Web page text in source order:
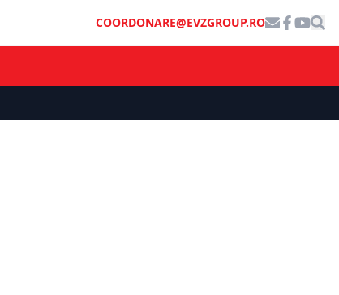
COORDONARE@EVZGROUP.RO